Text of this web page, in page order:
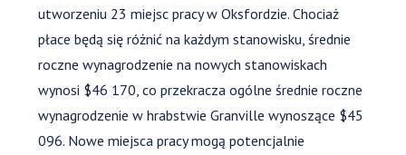
utworzeniu 23 miejsc pracy w Oksfordzie. Chociaż
płace będą się różnić na każdym stanowisku, średnie
roczne wynagrodzenie na nowych stanowiskach
wynosi $46 170, co przekracza ogólne średnie roczne
wynagrodzenie w hrabstwie Granville wynoszące $45
096. Nowe miejsca pracy mogą potencjalnie